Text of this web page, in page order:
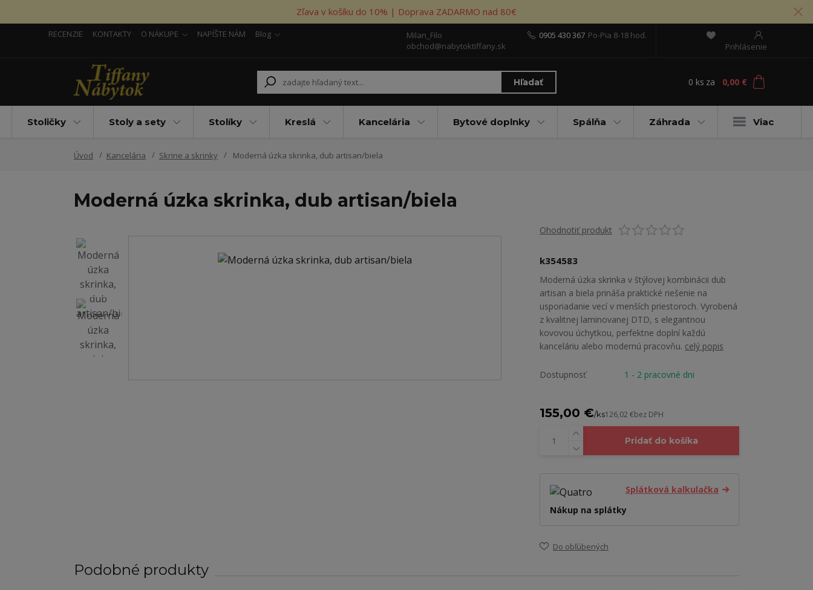
Zľava v košíku do 10% | Doprava ZADARMO nad 80€
RECENZIE KONTAKTY O NÁKUPE NAPÍŠTE NÁM
Blog
Prihlásenie
Hľadať
Milan_Filo
obchod@nabytoktiffany.sk
0905 430 367 Po-Pia 8-18 hod.
0 ks za 0,00 €
Stoličky Stoly a sety Stolíky Kreslá Kancelária Bytové doplnky Spálňa Záhrada Viac
Úvod Kancelária Skrine a skrinky Moderná úzka skrinka, dub artisan/biela
Moderná úzka skrinka, dub artisan/biela
Ohodnotiť produkt
k354583
Moderná úzka skrinka v štýlovej kombinácii dub
artisan a biela prináša praktické riešenie na
usporiadanie vecí v menších priestoroch. Vyrobená
z kvalitnej laminovanej DTD, s elegantnou
kovovou úchytkou, perfektne doplní každú
kanceláriu alebo modernú pracovňu. celý popis
Dostupnosť 1 - 2 pracovné dni
155,00 €/ks126,02 €bez DPH
Pridať do košíka
Splátková kalkulačka
Nákup na splátky
Do obľúbených
Podobné produkty